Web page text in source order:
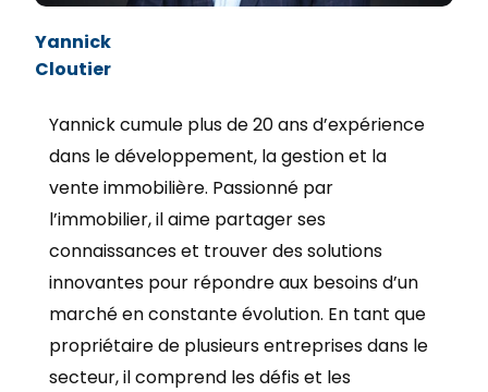
Yannick
Cloutier
Yannick cumule plus de 20 ans d’expérience
dans le développement, la gestion et la
vente immobilière. Passionné par
l’immobilier, il aime partager ses
connaissances et trouver des solutions
innovantes pour répondre aux besoins d’un
marché en constante évolution. En tant que
propriétaire de plusieurs entreprises dans le
secteur, il comprend les défis et les